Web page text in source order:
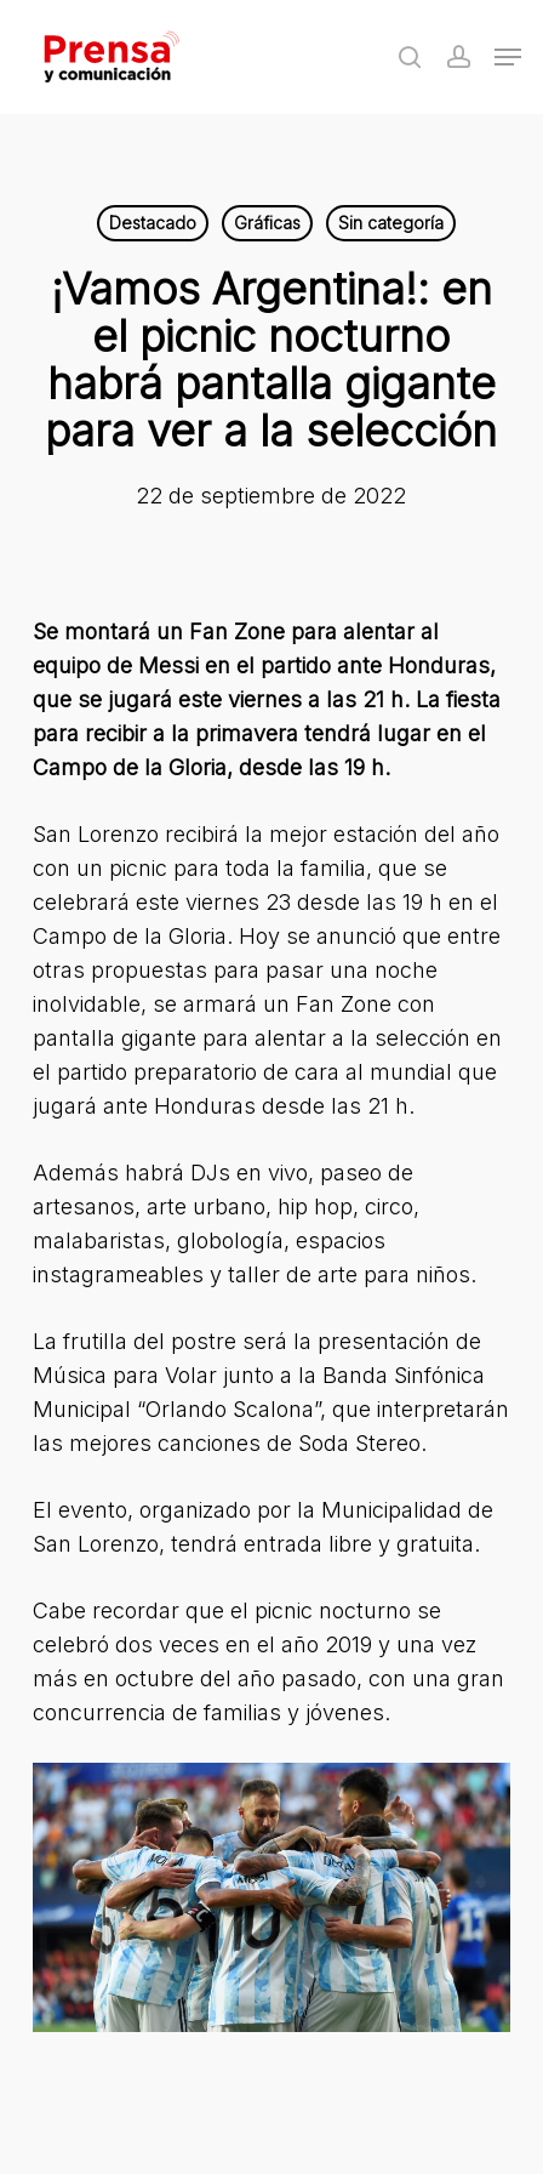
main
search
Destacado Gráficas Sin categoría
¡Vamos Argentina!: en
el picnic nocturno
habrá pantalla gigante
para ver a la selección
22 de septiembre de 2022
Se montará un Fan Zone para alentar al
equipo de Messi en el partido ante Honduras,
que se jugará este viernes a las 21 h. La fiesta
para recibir a la primavera tendrá lugar en el
Campo de la Gloria, desde las 19 h.
San Lorenzo recibirá la mejor estación del año
con un picnic para toda la familia, que se
celebrará este viernes 23 desde las 19 h en el
Campo de la Gloria. Hoy se anunció que entre
otras propuestas para pasar una noche
inolvidable, se armará un Fan Zone con
pantalla gigante para alentar a la selección en
el partido preparatorio de cara al mundial que
jugará ante Honduras desde las 21 h.
Además habrá DJs en vivo, paseo de
artesanos, arte urbano, hip hop, circo,
malabaristas, globología, espacios
instagrameables y taller de arte para niños.
La frutilla del postre será la presentación de
Música para Volar junto a la Banda Sinfónica
Municipal “Orlando Scalona”, que interpretarán
las mejores canciones de Soda Stereo.
El evento, organizado por la Municipalidad de
San Lorenzo, tendrá entrada libre y gratuita.
Cabe recordar que el picnic nocturno se
celebró dos veces en el año 2019 y una vez
más en octubre del año pasado, con una gran
concurrencia de familias y jóvenes.